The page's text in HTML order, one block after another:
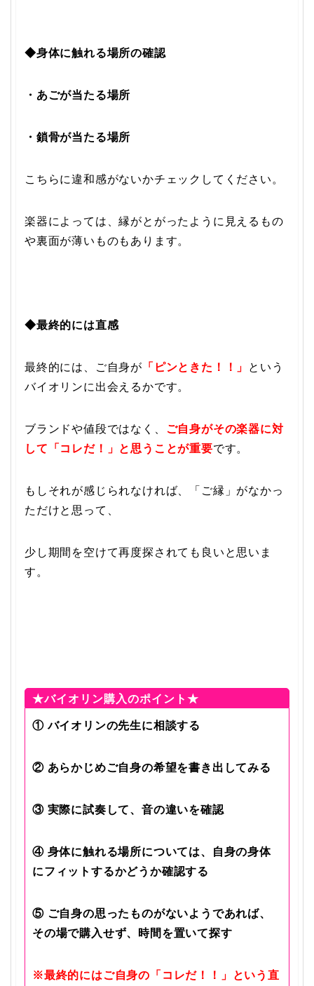
◆身体に触れる場所の確認
・あごが当たる場所
・鎖骨が当たる場所
こちらに違和感がないかチェックしてください。
楽器によっては、縁がとがったように見えるもの
や裏面が薄いものもあります。
◆最終的には直感
最終的には、ご自身が 「ピンときた！！」 という
バイオリンに出会えるかです。
ブランドや値段ではなく、 ご自身がその楽器に対
して「コレだ！」と思うことが重要です。
もしそれが感じられなければ、「ご縁」がなかっ
ただけと思って、
少し期間を空けて再度探されても良いと思いま
す。
★バイオリン購入のポイント★
① バイオリンの先生に相談する
② あらかじめご自身の希望を書き出してみる
③ 実際に試奏して、音の違いを確認
④ 身体に触れる場所については、自身の身体
にフィットするかどうか確認する
⑤ ご自身の思ったものがないようであれば、
その場で購入せず、時間を置いて探す
※最終的にはご自身の「コレだ！！」という直